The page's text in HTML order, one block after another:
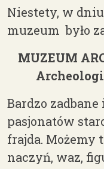
Niestety, w
muzeum było
MUZEUM
Bardzo
pasjonatów
frajda. Możemy
naczyń, waz,